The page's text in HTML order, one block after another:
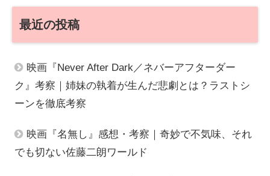
最近の投稿
映画『Never After Dark／ネバーアフターダー
ク』考察｜姉妹の執着が生んだ悲劇とは？ラストシ
ーンを徹底考察
映画『名無し』感想・考察｜奇妙で不気味、それ
でも切ない佐藤二朗ワールド